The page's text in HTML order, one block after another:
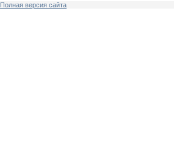
Полная версия сайта